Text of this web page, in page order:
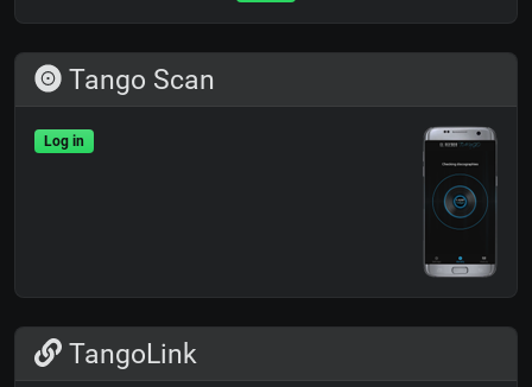
Tango Scan
Log in
TangoLink